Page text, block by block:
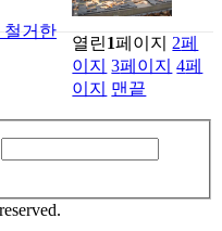
철거한
열린1페이지 2페
이지
3페이지 4페
이지
맨끝